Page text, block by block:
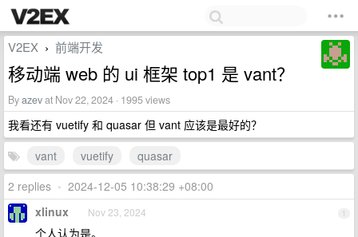
V2EX › 前端开发
移动端 web 的 ui 框架 top1 是 vant？
Byazevat Nov 22, 2024 · 1995 views
我看还有 vuetify 和 quasar 但 vant 应该是最好的？
vant
vuetify
quasar
2 replies • 2024-12-05 10:38:29 +08:00
1
xlinux Nov 23, 2024
个人认为是。